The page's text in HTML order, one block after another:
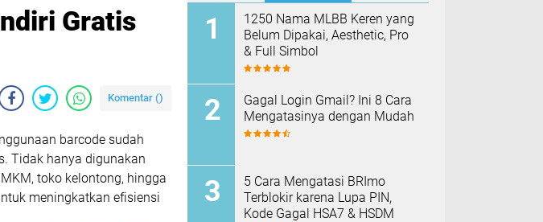
Gratis
Komentar ()
barcode sudah
Tidak hanya digunakan
toko kelontong, hingga
meningkatkan efisiensi
1250 Nama MLBB Keren yang
Belum Dipakai, Aesthetic, Pro
& Full Simbol
Gagal Login Gmail? Ini 8 Cara
Mengatasinya dengan Mudah
5 Cara Mengatasi BRImo
Terblokir karena Lupa PIN,
Kode Gagal HSA7 & HSDM